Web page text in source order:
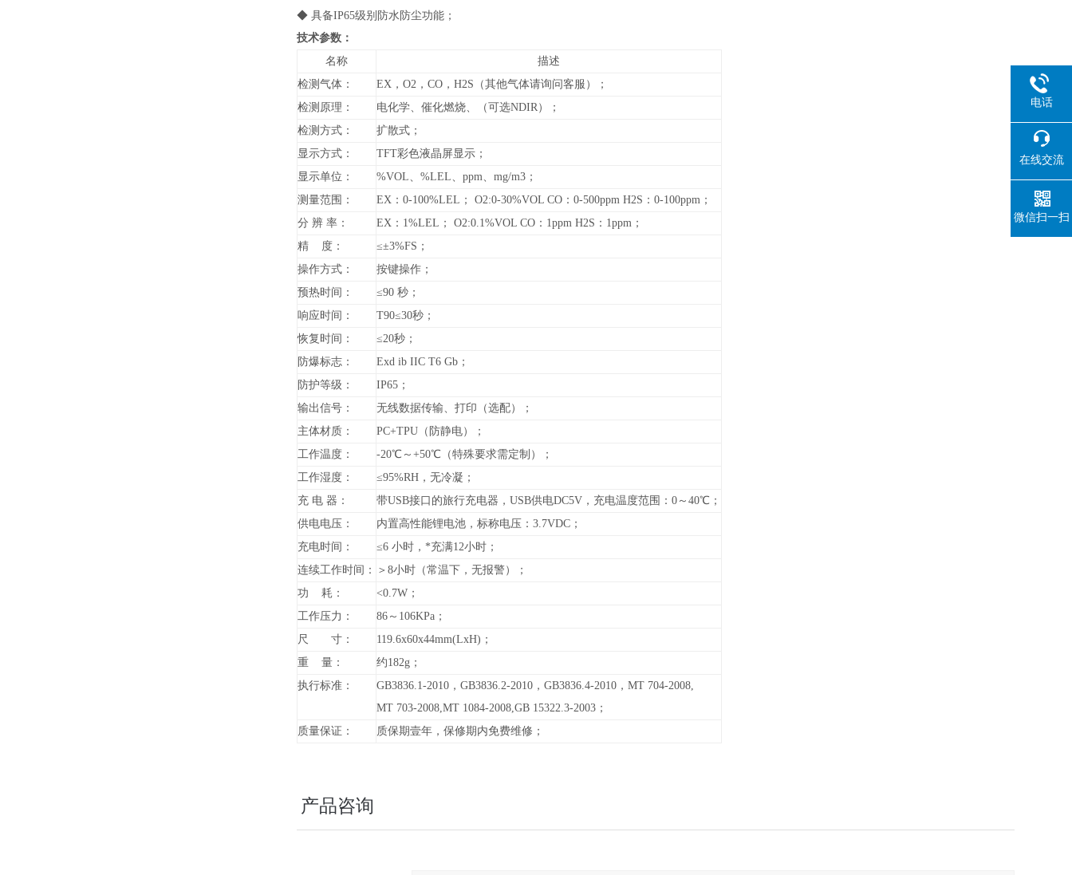
◆ 具备IP65级别防水防尘功能；
技术参数：
名称
描述
检测气体：
EX，O2，CO，H2S（其他气体请询问客服）；
检测原理：
电化学、催化燃烧、（可选NDIR）；
检测方式：
扩散式 ；
显示方式：
TFT彩色液晶屏显示；
显示单位：
%VOL、%LEL、ppm、mg/m3；
测量范围：
EX：0-100%LEL； O2:0-30%VOL CO：0-500ppm H2S：0-100ppm；
分 辨 率：
EX：1%LEL； O2:0.1%VOL CO：1ppm H2S：1ppm；
精 度：
≤±3%FS；
操作方式：
按键操作；
预热时间：
≤90 秒；
响应时间：
T90≤30秒；
恢复时间：
≤20秒；
防爆标志：
Exd ib IIC T6 Gb ；
防护等级：
IP65；
输出信号：
无线数据传输、打印（选配）；
主体材质：
PC+TPU（防静电）；
工作温度：
-20℃～+50℃（特殊要求需定制）；
工作湿度：
≤95%RH，无冷凝；
充 电 器：
带USB接口的旅行充电器，USB供电DC5V，充电温度范围：0～40℃；
供电电压：
内置高性能锂电池，标称电压：3.7VDC；
充电时间：
≤6 小时，*充满12小时；
连续工作时间：
＞8小时（常温下，无报警）；
功 耗：
<0.7W；
工作压力：
86～106KPa；
尺 寸：
119.6x60x44mm(LxH)；
重 量：
约182g；
执行标准：
GB3836.1-2010，GB3836.2-2010，GB3836.4-2010，MT 704-2008,
MT 703-2008,MT 1084-2008,GB 15322.3-2003；
质量保证：
质保期壹年，保修期内免费维修；
产品咨询
电话
在线交流
微信扫一扫